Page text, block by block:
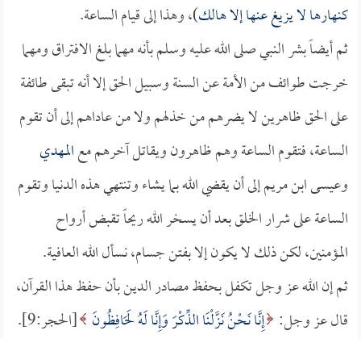
كنهارها لا يزيغ عنها إلا هالك)، وهذا إلى قيام الساعة.
ثم أيضاً بشر النبي صلى الله عليه وسلم بأنه مهما بلغ الافتراق ومهما
خرجت طوائف من الأمة عن السنة وسبيل الحق إلا أنه تبقى طائفة
على الحق ظاهرين لا يضرهم من خذلهم ولا من عاداهم إلى أن تقوم
الساعة، فتقوم الساعة وهم ظاهرون ويقاتل آخرهم معالمهدي
وعيسى ابن مريم إلى أن يقضي الله بما يشاء وتنتهي هذه الدنيا وتقوم
الساعة على شرار الخلق بعد أن يسخر الله ريحاً تقبض أرواح
المؤمنين، لكن ذلك لا يكون إلا بفتن جسام، نسأل الله العافية.
ثم إن الله عز وجل تكفل بحفظ مصادر الدين بأن حفظ هذا القرآن،
قال عز وجل: إِنَّا نَحْنُ نَزَّلْنَا الذِّكْرَ وَإِنَّا لَهُ لَحَافِظُونَ [الحجر:9].